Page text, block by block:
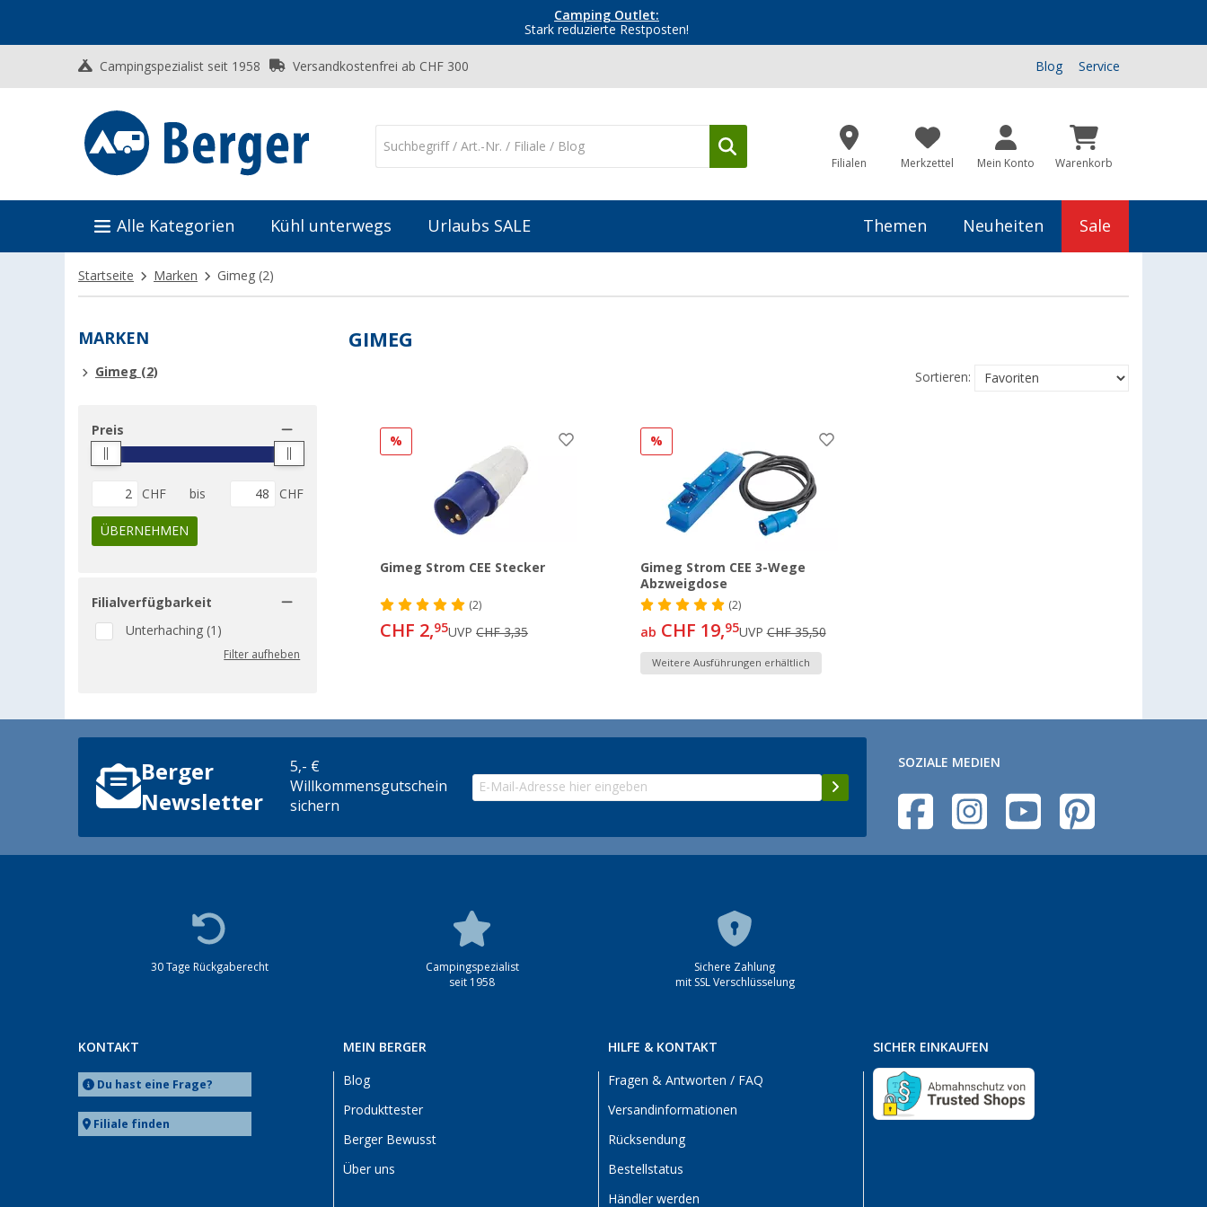
Camping Outlet:
Stark reduzierte Restposten!
Campingspezialist seit 1958 Versandkostenfrei ab CHF 300 Blog Service
Filialen Merkzettel Mein Konto Warenkorb
Alle Kategorien Kühl unterwegs Urlaubs SALE Themen Neuheiten Sale
Startseite Marken Gimeg (2)
MARKEN
Gimeg (2)
Preis
CHF bis CHF
ÜBERNEHMEN
Filialverfügbarkeit
Unterhaching (1)
Filter aufheben
GIMEG
Sortieren:
%
Gimeg Strom CEE Stecker
(2)
CHF 2,95UVPCHF 3,35
%
Gimeg Strom CEE 3-Wege
Abzweigdose
(2)
ab CHF 19,95UVPCHF 35,50
Weitere Ausführungen erhältlich
Berger
Newsletter
5,- €
Willkommensgutschein
sichern
SOZIALE MEDIEN
30 Tage Rückgaberecht
Campingspezialist
seit 1958
Sichere Zahlung
mit SSL Verschlüsselung
KONTAKT
Du hast eine Frage?
Filiale finden
MEIN BERGER
Blog
Produkttester
Berger Bewusst
Über uns
HILFE & KONTAKT
Fragen & Antworten / FAQ
Versandinformationen
Rücksendung
Bestellstatus
Händler werden
SICHER EINKAUFEN